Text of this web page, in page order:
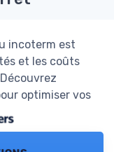
incoterm est
et les coûts
optimiser vos